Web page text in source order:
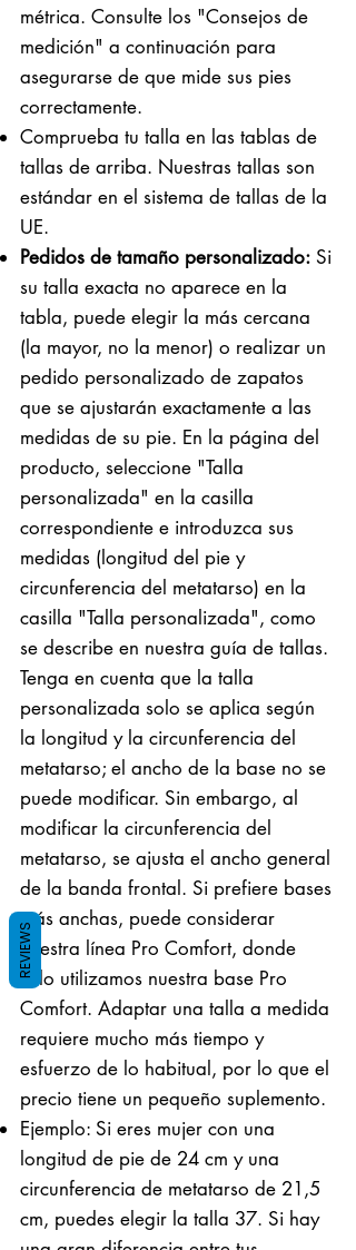
métrica. Consulte los "Consejos de
medición" a continuación para
asegurarse de que mide sus pies
correctamente. ​​
Comprueba tu talla en las tablas de
tallas de arriba. Nuestras tallas son
estándar en el sistema de tallas de la
UE.
Pedidos de tamaño personalizado: Si
su talla exacta no aparece en la
tabla, puede elegir la más cercana
(la mayor, no la menor) o realizar un
pedido personalizado de zapatos
que se ajustarán exactamente a las
medidas de su pie. En la página del
producto, seleccione "Talla
personalizada" en la casilla
correspondiente e introduzca sus
medidas (longitud del pie y
circunferencia del metatarso) en la
casilla "Talla personalizada", como
se describe en nuestra guía de tallas.
Tenga en cuenta que la talla
personalizada solo se aplica según
la longitud y la circunferencia del
metatarso; el ancho de la base no se
puede modificar. Sin embargo, al
modificar la circunferencia del
metatarso, se ajusta el ancho general
de la banda frontal. Si prefiere bases
más anchas, puede considerar
nuestra línea Pro Comfort, donde
solo utilizamos nuestra base Pro
Comfort. Adaptar una talla a medida
requiere mucho más tiempo y
esfuerzo de lo habitual, por lo que el
precio tiene un pequeño suplemento.
Ejemplo: Si eres mujer con una
longitud de pie de 24 cm y una
circunferencia de metatarso de 21,5
cm, puedes elegir la talla 37. Si hay
REVIEWS